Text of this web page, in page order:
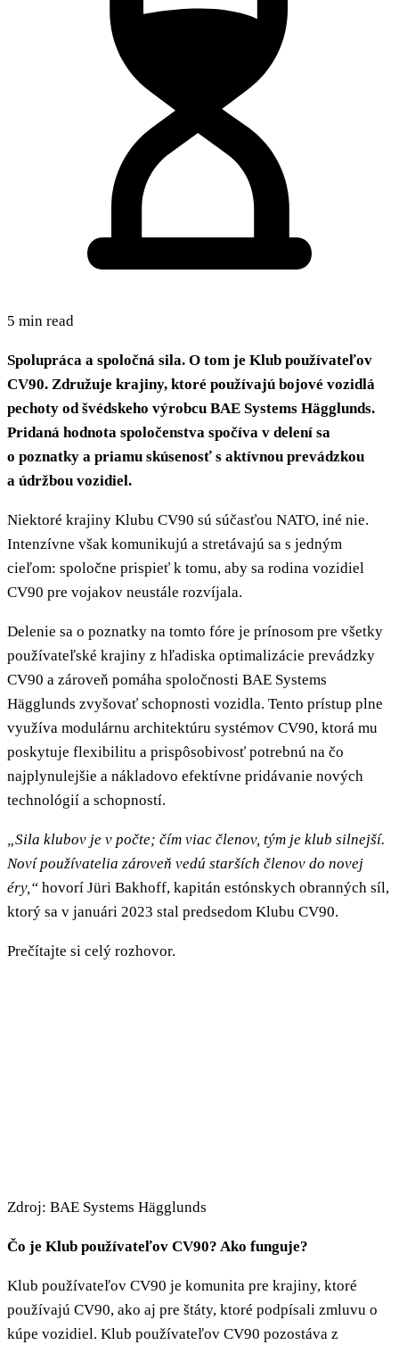
5 min read
Spolupráca a spoločná sila. O tom je Klub používateľov
CV90. Združuje krajiny, ktoré používajú bojové vozidlá
pechoty od švédskeho výrobcu BAE Systems Hägglunds.
Pridaná hodnota spoločenstva spočíva v delení sa
o poznatky a priamu skúsenosť s aktívnou prevádzkou
a údržbou vozidiel.
Niektoré krajiny Klubu CV90 sú súčasťou NATO, iné nie.
Intenzívne však komunikujú a stretávajú sa s jedným
cieľom: spoločne prispieť k tomu, aby sa rodina vozidiel
CV90 pre vojakov neustále rozvíjala.
Delenie sa o poznatky na tomto fóre je prínosom pre všetky
používateľské krajiny z hľadiska optimalizácie prevádzky
CV90 a zároveň pomáha spoločnosti BAE Systems
Hägglunds zvyšovať schopnosti vozidla. Tento prístup plne
využíva modulárnu architektúru systémov CV90, ktorá mu
poskytuje flexibilitu a prispôsobivosť potrebnú na čo
najplynulejšie a nákladovo efektívne pridávanie nových
technológií a schopností.
„Sila klubov je v počte; čím viac členov, tým je klub silnejší.
Noví používatelia zároveň vedú starších členov do novej
éry,“ hovorí Jüri Bakhoff, kapitán estónskych obranných síl,
ktorý sa v januári 2023 stal predsedom Klubu CV90.
Prečítajte si celý rozhovor.
Zdroj: BAE Systems Hägglunds
Čo je Klub používateľov CV90? Ako funguje?
Klub používateľov CV90 je komunita pre krajiny, ktoré
používajú CV90, ako aj pre štáty, ktoré podpísali zmluvu o
kúpe vozidiel. Klub používateľov CV90 pozostáva z